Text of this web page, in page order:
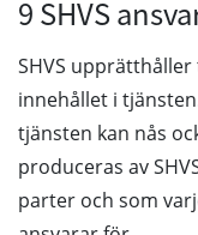
9 SHVS
SHVS
innehållet i
tjänsten kan nås
produceras av
parter och som